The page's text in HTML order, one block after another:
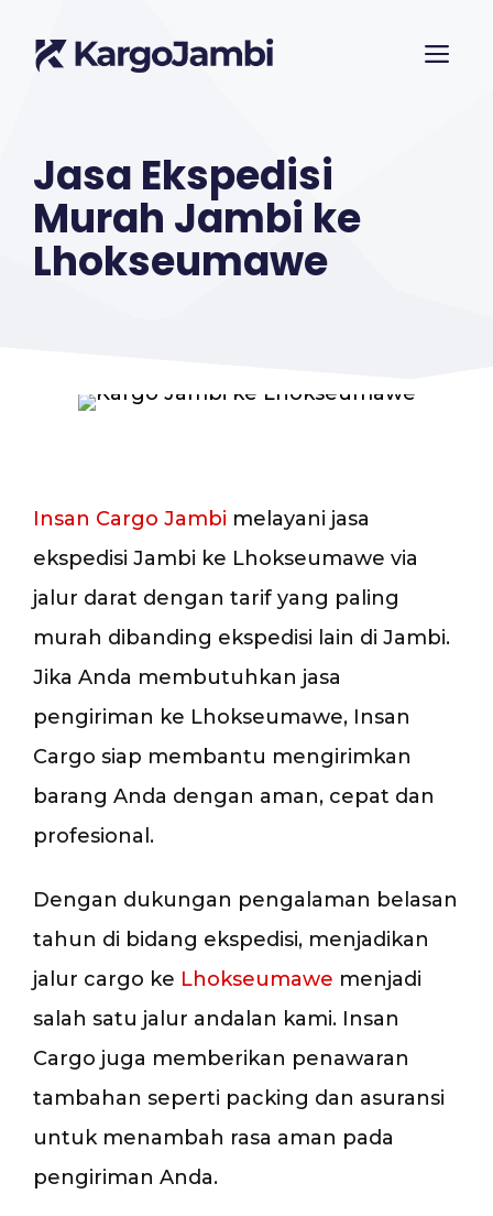
Jasa Ekspedisi
Murah Jambi ke
Lhokseumawe
Insan Cargo Jambi melayani jasa
ekspedisi Jambi ke Lhokseumawe via
jalur darat dengan tarif yang paling
murah dibanding ekspedisi lain di Jambi.
Jika Anda membutuhkan jasa
pengiriman ke Lhokseumawe, Insan
Cargo siap membantu mengirimkan
barang Anda dengan aman, cepat dan
profesional.
Dengan dukungan pengalaman belasan
tahun di bidang ekspedisi, menjadikan
jalur cargo ke Lhokseumawe menjadi
salah satu jalur andalan kami. Insan
Cargo juga memberikan penawaran
tambahan seperti packing dan asuransi
untuk menambah rasa aman pada
pengiriman Anda.